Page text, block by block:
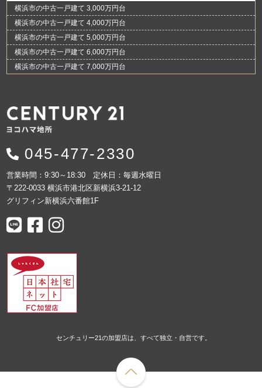
横浜市の中古一戸建て 3,000万円台
横浜市の中古一戸建て 4,000万円台
横浜市の中古一戸建て 5,000万円台
横浜市の中古一戸建て 6,000万円台
横浜市の中古一戸建て 7,000万円台
045-477-2330
営業時間：9:30～18:30 定休日：毎週水曜日
〒222-0033 横浜市港北区新横浜3-21-12
グリフィン新横浜六番館1F
センチュリー21の加盟店は、すべて独立・自営です。